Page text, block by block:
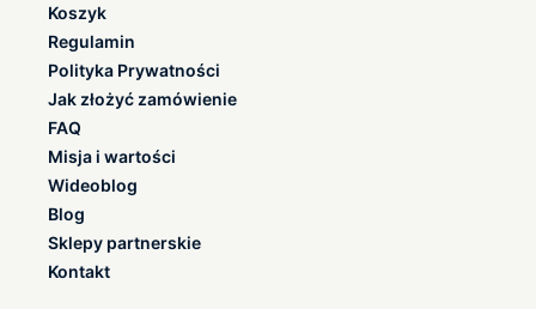
Koszyk
Regulamin
Polityka Prywatności
Jak złożyć zamówienie
FAQ
Misja i wartości
Wideoblog
Blog
Sklepy partnerskie
Kontakt